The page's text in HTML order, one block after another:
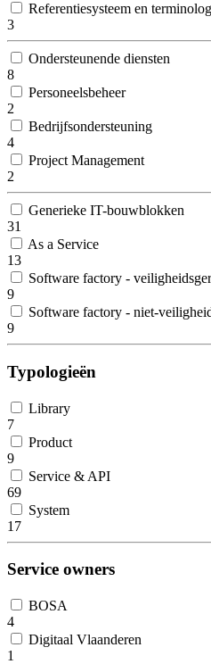
Referentiesysteem en
3
Ondersteunende diensten
8
Personeelsbeheer
2
Bedrijfsondersteuning
4
Project Management
2
Generieke IT-bouwblokken
31
As a Service
13
Software factory -
9
Software factory - niet-
9
Typologieën
Library
7
Product
9
Service & API
69
System
17
Service owners
BOSA
4
Digitaal Vlaanderen
1